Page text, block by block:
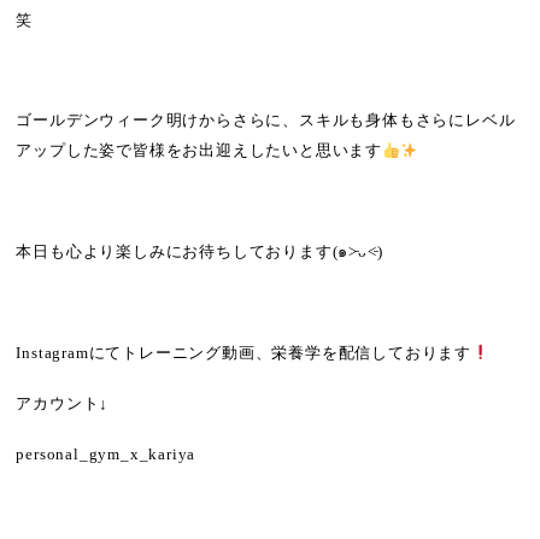
笑
ゴールデンウィーク明けからさらに、スキルも身体もさらにレベル
アップした姿で皆様をお出迎えしたいと思います
本日も心より楽しみにお待ちしております(๑˃̵ᴗ˂̵)
Instagramにてトレーニング動画、栄養学を配信しております
アカウント ↓
personal_gym_x_kariya